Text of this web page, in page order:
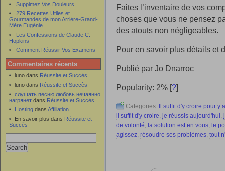
Suppimez Vos Douleurs
279 Recettes Utiles et
Gourmandes de mon Arrière-Grand-
Mère Eugénie
Les Confessions de Claude C.
Hopkins
Comment Réussir Vos Examens
Commentaires récents
luno dans Réussite et Succès
luno dans Réussite et Succès
слушать песню любовь нечаянно
нагрянет dans Réussite et Succès
Hosting dans Affiliation
En savoir plus dans Réussite et
Succès
Faites l’inventaire de vos
choses que vous ne pensez
des atouts non négligeables.
Pour en savoir plus détails et
Publié par Jo Dnarroc
Popularity: 2% [?]
Categories:
Il suffit d'y croire pour y
il suffit d'y croire, je réussis aujourd'hui,
de volonté, la solution est en vous, le
agissez, résoudre ses problèmes, tout